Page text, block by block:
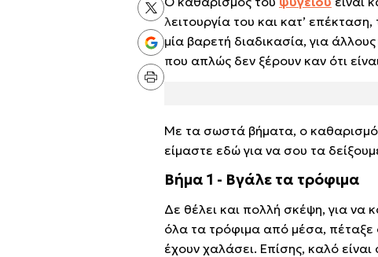
λειτουργία του και κατ’
μία βαρετή διαδικασία, για
που απλώς δεν ξέρουν καν ότι
Με τα σωστά βήματα, ο καθαρισμός
είμαστε εδώ για να σου τα
Βήμα 1 - Βγάλε τα τρόφιμα
Δε θέλει και πολλή σκέψη, για να
όλα τα τρόφιμα από μέσα, πέταξε
έχουν χαλάσει. Επίσης, καλό